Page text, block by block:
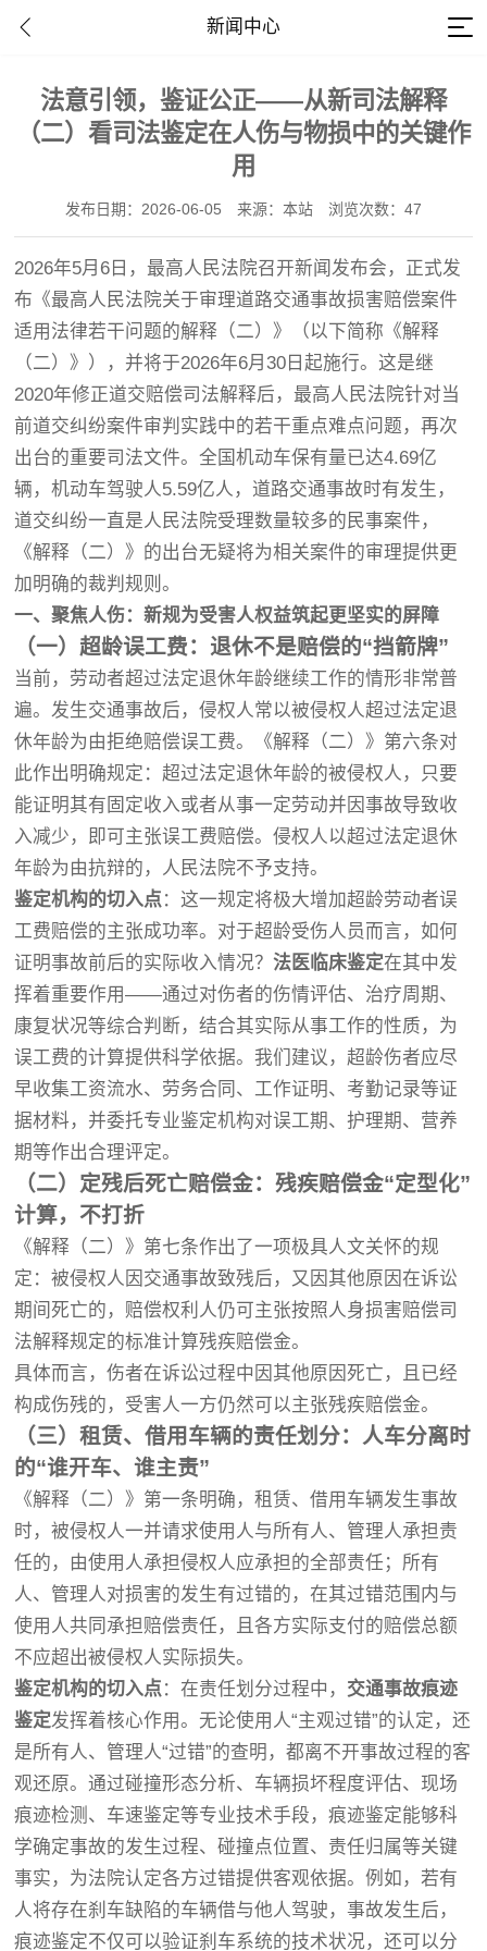
新闻中心
法意引领，鉴证公正——从新司法解释
（二）看司法鉴定在人伤与物损中的关键作
用
发布日期：2026-06-05 来源：本站 浏览次数：47
2026年5月6日，最高人民法院召开新闻发布会，正式发
布《最高人民法院关于审理道路交通事故损害赔偿案件
适用法律若干问题的解释（二）》（以下简称《解释
（二）》），并将于2026年6月30日起施行。这是继
2020年修正道交赔偿司法解释后，最高人民法院针对当
前道交纠纷案件审判实践中的若干重点难点问题，再次
出台的重要司法文件。全国机动车保有量已达4.69亿
辆，机动车驾驶人5.59亿人，道路交通事故时有发生，
道交纠纷一直是人民法院受理数量较多的民事案件，
《解释（二）》的出台无疑将为相关案件的审理提供更
加明确的裁判规则。
一、聚焦人伤：新规为受害人权益筑起更坚实的屏障
（一）超龄误工费：退休不是赔偿的“挡箭牌”
当前，劳动者超过法定退休年龄继续工作的情形非常普
遍。发生交通事故后，侵权人常以被侵权人超过法定退
休年龄为由拒绝赔偿误工费。《解释（二）》第六条对
此作出明确规定：超过法定退休年龄的被侵权人，只要
能证明其有固定收入或者从事一定劳动并因事故导致收
入减少，即可主张误工费赔偿。侵权人以超过法定退休
年龄为由抗辩的，人民法院不予支持。
鉴定机构的切入点 ：这一规定将极大增加超龄劳动者误
工费赔偿的主张成功率。对于超龄受伤人员而言，如何
证明事故前后的实际收入情况？法医临床鉴定在其中发
挥着重要作用——通过对伤者的伤情评估、治疗周期、
康复状况等综合判断，结合其实际从事工作的性质，为
误工费的计算提供科学依据。我们建议，超龄伤者应尽
早收集工资流水、劳务合同、工作证明、考勤记录等证
据材料，并委托专业鉴定机构对误工期、护理期、营养
期等作出合理评定。
（二）定残后死亡赔偿金：残疾赔偿金“定型化”
计算，不打折
《解释（二）》第七条作出了一项极具人文关怀的规
定：被侵权人因交通事故致残后，又因其他原因在诉讼
期间死亡的，赔偿权利人仍可主张按照人身损害赔偿司
法解释规定的标准计算残疾赔偿金。
具体而言，伤者在诉讼过程中因其他原因死亡，且已经
构成伤残的，受害人一方仍然可以主张残疾赔偿金。
（三）租赁、借用车辆的责任划分：人车分离时
的“谁开车、谁主责”
《解释（二）》第一条明确，租赁、借用车辆发生事故
时，被侵权人一并请求使用人与所有人、管理人承担责
任的，由使用人承担侵权人应承担的全部责任；所有
人、管理人对损害的发生有过错的，在其过错范围内与
使用人共同承担赔偿责任，且各方实际支付的赔偿总额
不应超出被侵权人实际损失。
鉴定机构的切入点 ：在责任划分过程中， 交通事故痕迹
鉴定发挥着核心作用。无论使用人“主观过错”的认定，还
是所有人、管理人“过错”的查明，都离不开事故过程的客
观还原。通过碰撞形态分析、车辆损坏程度评估、现场
痕迹检测、车速鉴定等专业技术手段，痕迹鉴定能够科
学确定事故的发生过程、碰撞点位置、责任归属等关键
事实，为法院认定各方过错提供客观依据。例如，若有
人将存在刹车缺陷的车辆借与他人驾驶，事故发生后，
痕迹鉴定不仅可以验证刹车系统的技术状况，还可以分